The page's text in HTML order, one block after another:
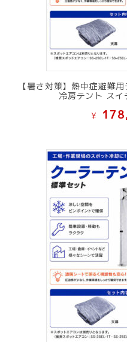
【暑さ対策】熱中症避難
冷房テント ス
¥